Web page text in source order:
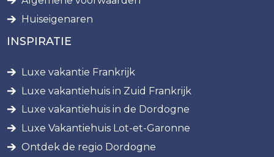
Huiseigenaren
INSPIRATIE
Luxe vakantie Frankrijk
Luxe vakantiehuis in Zuid Frankrijk
Luxe vakantiehuis in de Dordogne
Luxe Vakantiehuis Lot-et-Garonne
Ontdek de regio Dordogne